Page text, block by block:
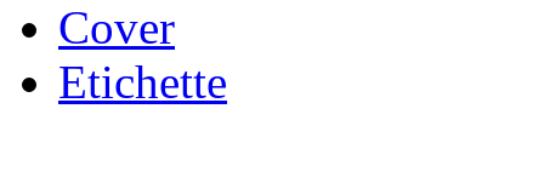
Cover
Etichette